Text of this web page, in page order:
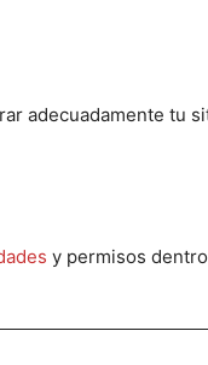
adecuadamente tu
y permisos